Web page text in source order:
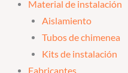
Material de instalación
Aislamiento
Tubos de chimenea
Kits de instalación
Fabricantes